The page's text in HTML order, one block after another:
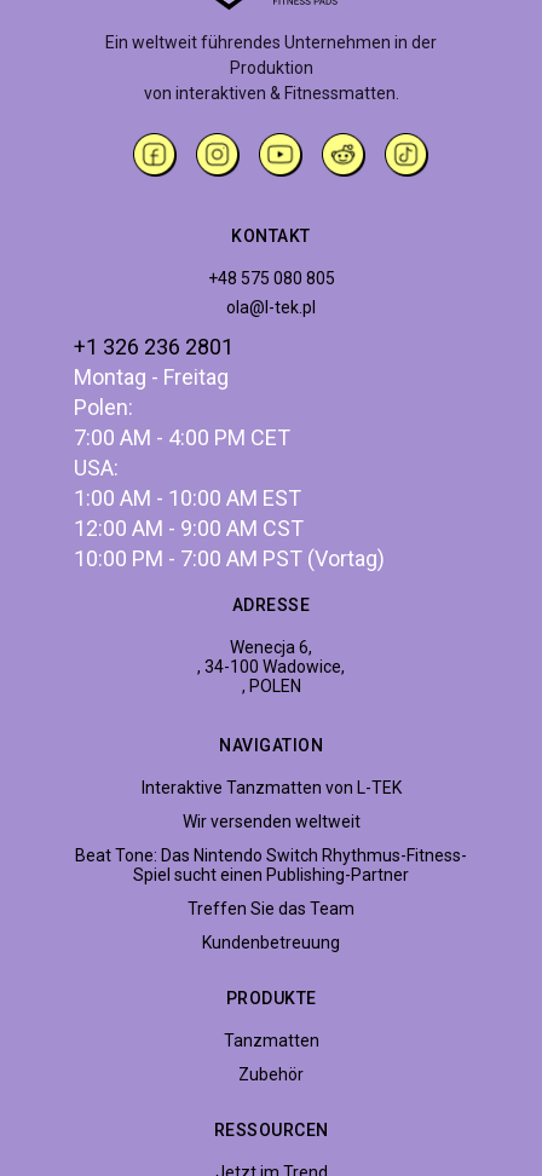
Ein weltweit führendes Unternehmen in der
Produktion
von interaktiven & Fitnessmatten.
KONTAKT
+48 575 080 805
ola@l-tek.pl
+1 326 236 2801
Montag - Freitag
Polen:
7:00 AM - 4:00 PM CET
USA:
1:00 AM - 10:00 AM EST
12:00 AM - 9:00 AM CST
10:00 PM - 7:00 AM PST (Vortag)
ADRESSE
Wenecja 6,
, 34-100 Wadowice,
, POLEN
NAVIGATION
Interaktive Tanzmatten von L-TEK
Wir versenden weltweit
Beat Tone: Das Nintendo Switch Rhythmus-Fitness-
Spiel sucht einen Publishing-Partner
Treffen Sie das Team
Kundenbetreuung
PRODUKTE
Tanzmatten
Zubehör
RESSOURCEN